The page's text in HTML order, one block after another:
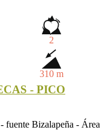
2
310 m
- PICO
fuente Bizalapeña - Área